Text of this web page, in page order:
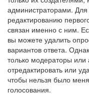
администраторами.
редактированию
связан именно с ним.
вы можете удалить
вариантов ответа.
только модераторы или
отредактировать или
чтобы нельзя было
голосования.